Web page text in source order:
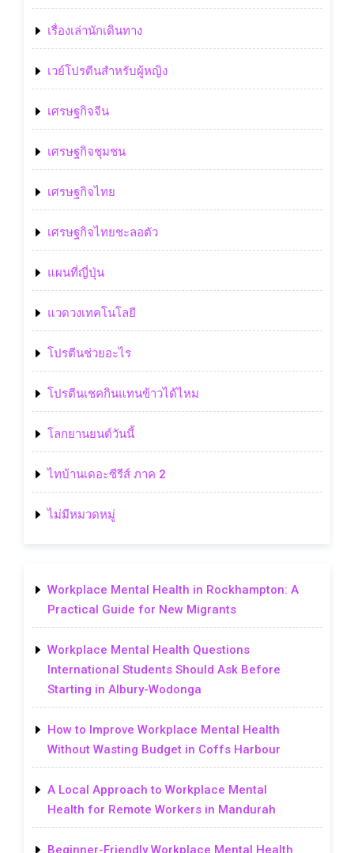
เรื่องเล่านักเดินทาง
เวย์โปรตีนสำหรับผู้หญิง
เศรษฐกิจจีน
เศรษฐกิจชุมชน
เศรษฐกิจไทย
เศรษฐกิจไทยชะลอตัว
แผนที่ญี่ปุ่น
แวดวงเทคโนโลยี
โปรตีนช่วยอะไร
โปรตีนเชคกินแทนข้าวได้ไหม
โลกยานยนต์วันนี้
ไทบ้านเดอะซีรีส์ ภาค 2
ไม่มีหมวดหมู่
Workplace Mental Health in Rockhampton: A
Practical Guide for New Migrants
Workplace Mental Health Questions
International Students Should Ask Before
Starting in Albury-Wodonga
How to Improve Workplace Mental Health
Without Wasting Budget in Coffs Harbour
A Local Approach to Workplace Mental
Health for Remote Workers in Mandurah
Beginner-Friendly Workplace Mental Health